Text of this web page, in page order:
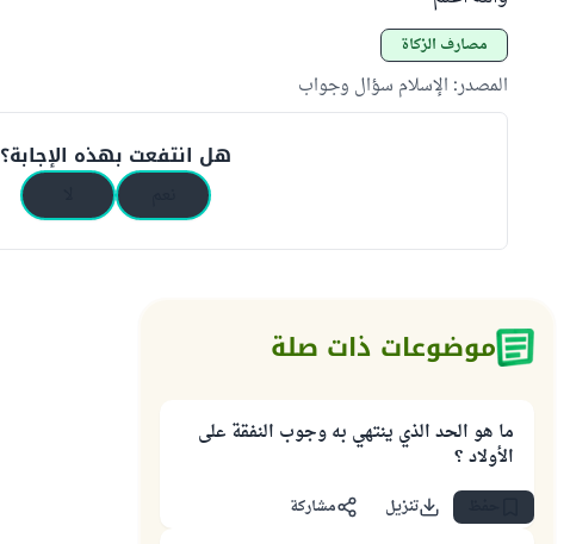
مصارف الزكاة
المصدر: الإسلام سؤال وجواب
هل انتفعت بهذه الإجابة؟
موضوعات ذات صلة
ما هو الحد الذي ينتهي به وجوب النفقة على
الأولاد ؟
تنزيل مشاركة